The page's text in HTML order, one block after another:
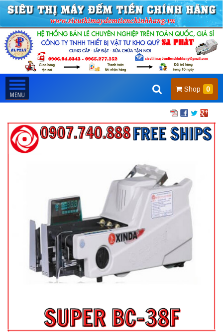
Shop 0